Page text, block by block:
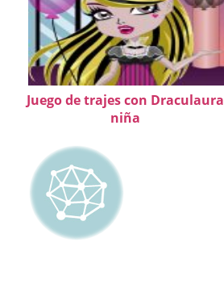
Juego de trajes con Draculaura
niña